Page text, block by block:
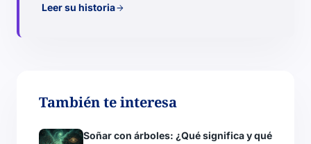
Leer su historiaarrow_forward
También te interesa
Soñar con árboles: ¿Qué significa y qué